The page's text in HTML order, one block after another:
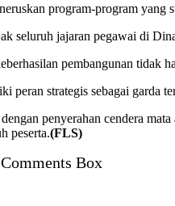
program-program yang
seluruh jajaran pegawai di
pembangunan tidak
peran strategis sebagai garda
penyerahan cendera
peserta.(FLS)
Box